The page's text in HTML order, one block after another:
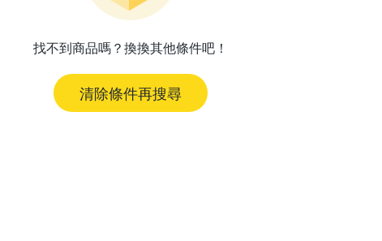
找不到商品嗎？換換其他條件吧！
清除條件再搜尋